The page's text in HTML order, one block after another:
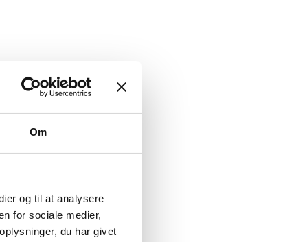
Om
og til at analysere
for sociale medier,
du har givet